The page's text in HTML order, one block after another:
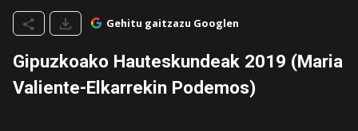
Gehitu gaitzazu Googlen
Gipuzkoako Hauteskundeak 2019 (Maria
Valiente-Elkarrekin Podemos)